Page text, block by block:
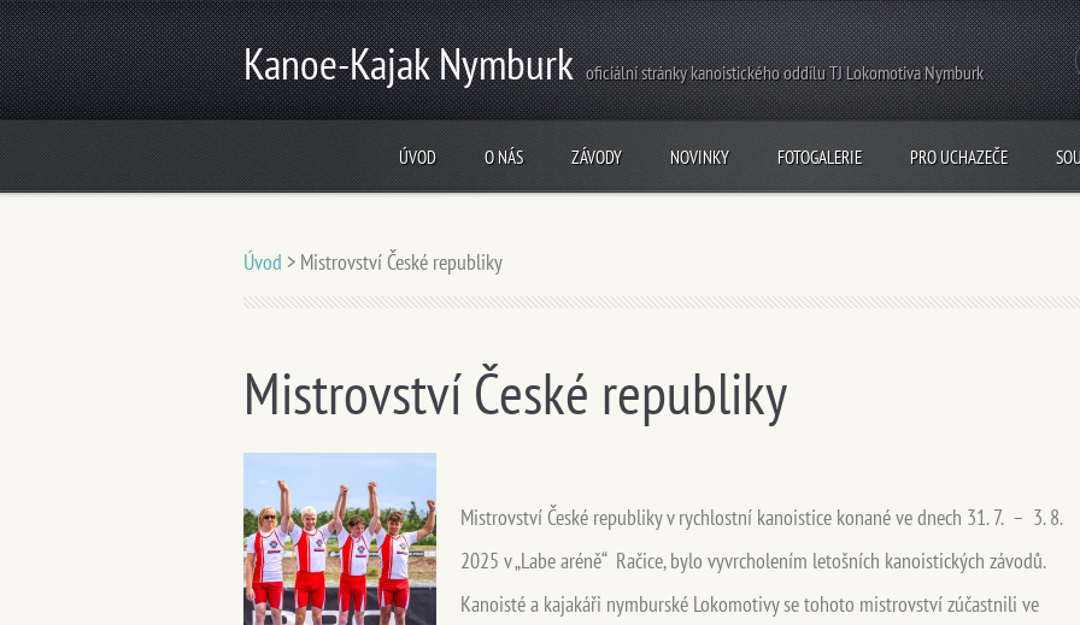
Kanoe-Kajak Nymburk oficiální stránky kanoistického oddílu TJ Lokomotiva Nymburk
ÚVOD O NÁS ZÁVODY NOVINKY FOTOGALERIE PRO UCHAZEČE
Úvod > Mistrovství České republiky
Mistrovství České republiky
Mistrovství České republiky v rychlostní kanoistice konané ve dnech 31. 7. – 3. 8.
2025 v „Labe aréně“ Račice, bylo vyvrcholením letošních kanoistických závodů.
Kanoisté a kajakáři nymburské Lokomotivy se tohoto mistrovství zúčastnili ve